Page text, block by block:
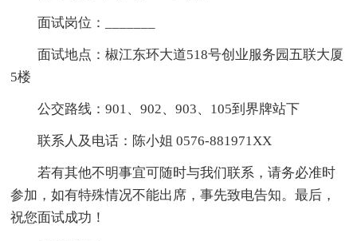
面试岗位：_______
面试地点：椒江东环大道518号创业服务园五联大厦
5楼
公交路线：901、902、903、105到界牌站下
联系人及电话：陈小姐 0576-881971XX
若有其他不明事宜可随时与我们联系，请务必准时
参加，如有特殊情况不能出席，事先致电告知。最后，
祝您面试成功！